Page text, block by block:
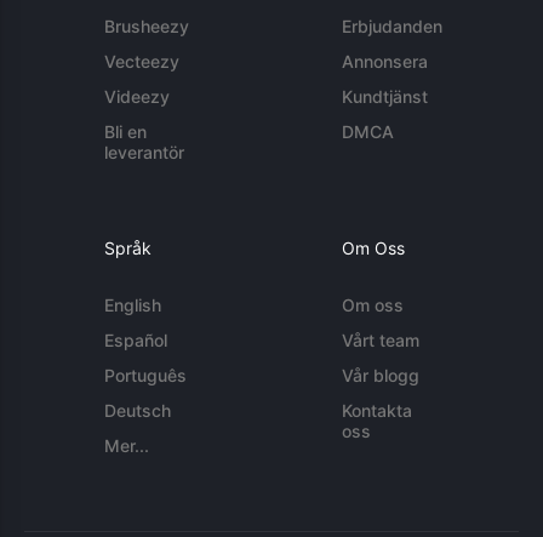
Brusheezy
Vecteezy
Videezy
Bli en
leverantör
Erbjudanden
Annonsera
Kundtjänst
DMCA
Språk
English
Español
Português
Deutsch
Mer...
Om Oss
Om oss
Vårt team
Vår blogg
Kontakta
oss